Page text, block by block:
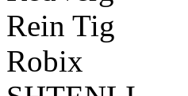
Rein Tig
Robix